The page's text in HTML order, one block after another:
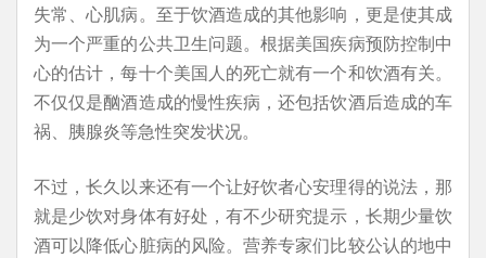
失常、心肌病。至于饮酒造成的其他影响，更是使其成
为一个严重的公共卫生问题。根据美国疾病预防控制中
心的估计，每十个美国人的死亡就有一个和饮酒有关。
不仅仅是酗酒造成的慢性疾病，还包括饮酒后造成的车
祸、胰腺炎等急性突发状况。
不过，长久以来还有一个让好饮者心安理得的说法，那
就是少饮对身体有好处，有不少研究提示，长期少量饮
酒可以降低心脏病的风险。营养专家们比较公认的地中